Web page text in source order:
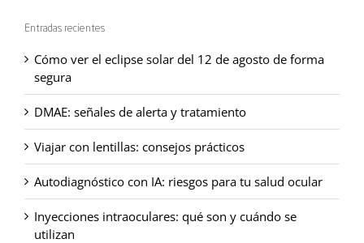
Entradas recientes
Cómo ver el eclipse solar del 12 de agosto de forma
segura
DMAE: señales de alerta y tratamiento
Viajar con lentillas: consejos prácticos
Autodiagnóstico con IA: riesgos para tu salud ocular
Inyecciones intraoculares: qué son y cuándo se
utilizan